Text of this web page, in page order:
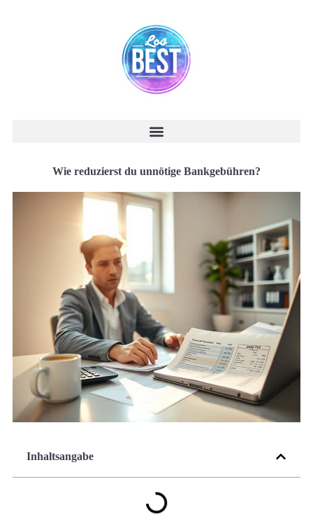
Wie reduzierst du unnötige Bankgebühren?
Inhaltsangabe